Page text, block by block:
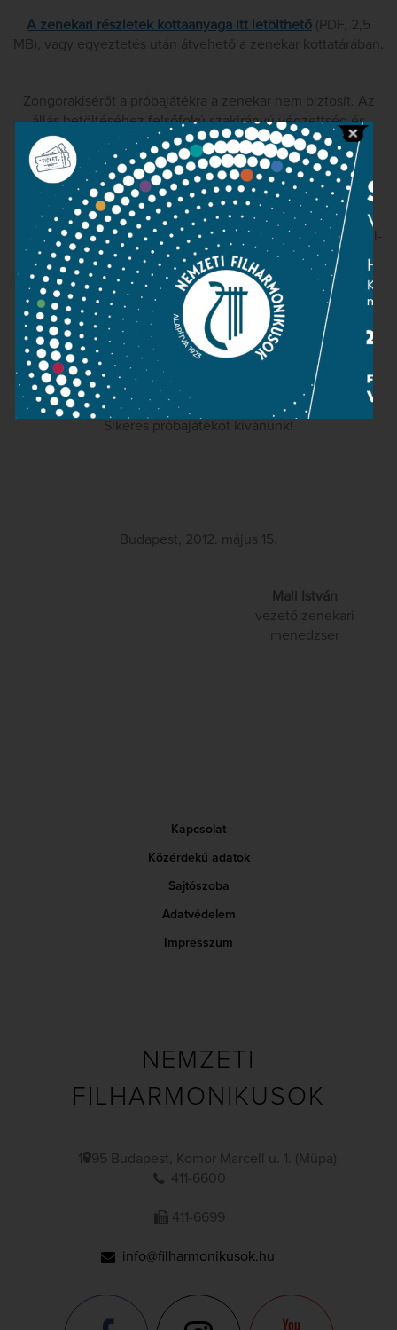
A zenekari részletek kottaanyaga itt letölthető (PDF, 2,5
MB), vagy egyeztetés után átvehető a zenekar kottatárában.
Zongorakísérőt a próbajátékra a zenekar nem biztosít. Az
állás betöltéséhez felsőfokú szakirányú végzettség és
erkölcsi bizonyítvány szükséges.
Az állás betölthető: 2012. október 1.
A jelentkezéshez rövid szakmai önéletrajzot kérünk e-mail-
ben az alábbi címre:
mali.i@filharmonikusok.hu
Jelentkezési határidő: 2012.június 29.
További információk: 30/ 411 66 28
Sikeres próbajátékot kívánunk!
Budapest, 2012. május 15.
Mali István
vezető zenekari
menedzser
Kapcsolat
Közérdekű adatok
Sajtószoba
Adatvédelem
Impresszum
NEMZETI
FILHARMONIKUSOK
1095 Budapest, Komor Marcell u. 1. (Müpa)
411-6600
411-6699
info@filharmonikusok.hu